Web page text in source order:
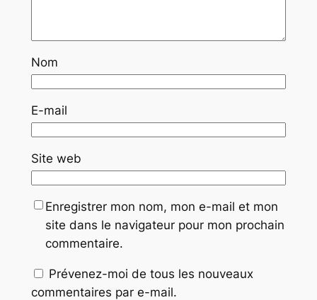
Nom
E-mail
Site web
Enregistrer mon nom, mon e-mail et mon
site dans le navigateur pour mon prochain
commentaire.
Prévenez-moi de tous les nouveaux
commentaires par e-mail.